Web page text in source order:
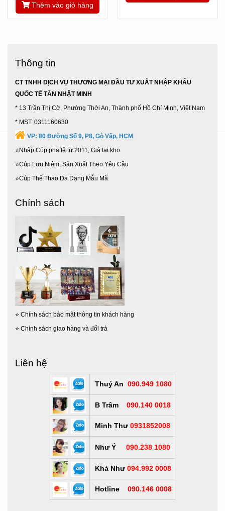
Thêm vào giỏ hàng
Thông tin
CT TNHH DỊCH VỤ THƯƠNG MẠI ĐẦU TƯ XUẤT NHẬP KHẨU
QUỐC TẾ TÂN NHẬT MINH
* 13 Trần Thị Cờ, Phường Thới An, Thành phố Hồ Chí Minh, Việt Nam
* MST: 0311160630
VP: 80 Đường Số 9, P8, Gò Vấp, HCM
⭐Nhập Cúp pha lê từ 2011; Giá tại kho
⭐Cúp Lưu Niệm, Sản Xuất Theo Yêu Cầu
⭐Cúp Thể Thao Da Dạng Mẫu Mã
Chính sách
⭐ Chính sách bảo mật thông tin khách hàng
⭐ Chính sách giao hàng và đổi trả
Liên hệ
Thuý An 090.949 1080
B Trâm 090.140 0018
Minh Thư 0931852008
Như Ý 090.238 1080
Khả Như 094.992 0008
Hotline 090.146 0008